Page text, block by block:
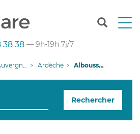
T
n
g
38 38 — 9h-19h 7j/7
Rhône-Alpes Ardèche Alboussière
Rechercher